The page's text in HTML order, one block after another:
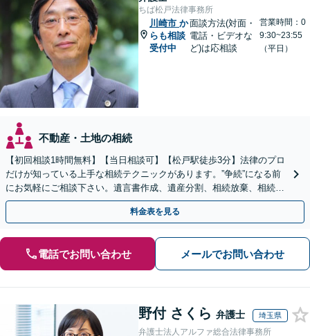
ちば松戸法律事務所
川崎市 か
らも相談
受付中
面談方法(対面・
電話・ビデオな
ど)は応相談
営業時間：0
9:30~23:55
（平日）
不動産・土地の相続
【初回相談1時間無料】【当日相談可】【松戸駅徒歩3分】法律のプロ
だけが知っている上手な相続テクニックがあります。”争続”になる前
にお気軽にご相談下さい。遺言書作成、遺産分割、相続放棄、相続税
のことなど弁護経験豊富です。
料金表を見る
電話でお問い合わせ メールでお問い合わせ
野付 さくら 弁護士 埼玉県
弁護士法人アルファ総合法律事務所